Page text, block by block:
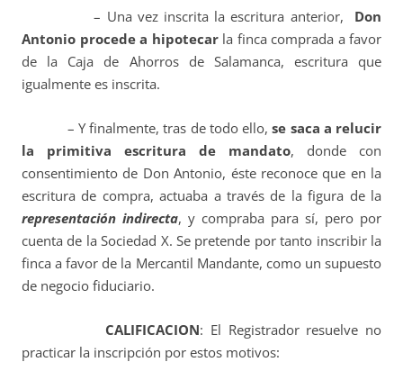
– Una vez inscrita la escritura anterior, Don
Antonio procede a hipotecarla finca comprada a favor
de la Caja de Ahorros de Salamanca, escritura que
igualmente es inscrita.
– Y finalmente, tras de todo ello,se saca a relucir
la primitiva escritura de mandato, donde con
consentimiento de Don Antonio, éste reconoce que en la
escritura de compra, actuaba a través de la figura de la
representación indirecta, y compraba para sí, pero por
cuenta de la Sociedad X. Se pretende por tanto inscribir la
finca a favor de la Mercantil Mandante, como un supuesto
de negocio fiduciario.
CALIFICACION: El Registrador resuelve no
practicar la inscripción por estos motivos: